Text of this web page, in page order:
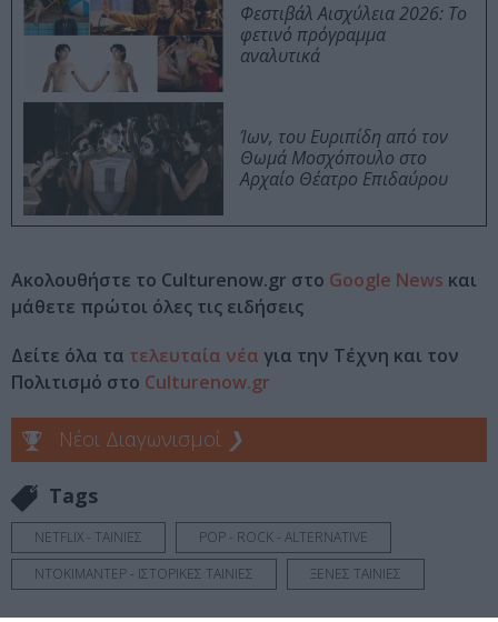
Φεστιβάλ Αισχύλεια 2026: Το
φετινό πρόγραμμα
αναλυτικά
Ίων, του Ευριπίδη από τον
Θωμά Μοσχόπουλο στο
Αρχαίο Θέατρο Επιδαύρου
Ακολουθήστε το Culturenow.gr στο Google News και
μάθετε πρώτοι όλες τις ειδήσεις
Δείτε όλα τα τελευταία νέα για την Τέχνη και τον
Πολιτισμό στο Culturenow.gr
Νέοι Διαγωνισμοί ❯
Tags
NETFLIX - ΤΑΙΝΙΕΣ
POP - ROCK - ALTERNATIVE
ΝΤΟΚΙΜΑΝΤΕΡ - ΙΣΤΟΡΙΚΕΣ ΤΑΙΝΙΕΣ
ΞΕΝΕΣ ΤΑΙΝΙΕΣ